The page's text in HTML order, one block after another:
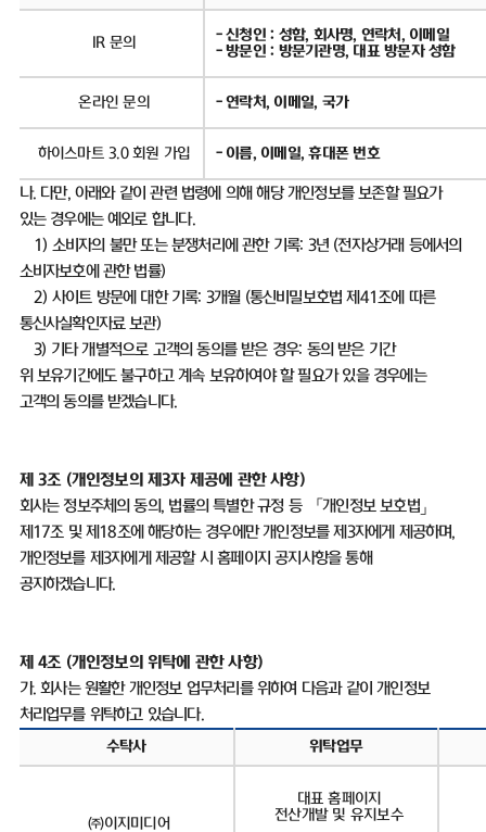
IR 문의 - 신청인 : 성함, 회사명, 연락처 , 이메일
- 방문인: 방문기관명, 대표 방문자 성함
온라인 문의 - 연락처, 이메일, 국가
하이스마트3.0회원 가입 - 이름, 이메일,휴대폰 번호
나. 다만, 아래와 같이 관련 법령에 의해 해당 개인정보를 보존할 필요가
있는 경우에는 예외로 합니다.
1) 소비자의 불만 또는 분쟁처리에 관한 기록: 3년 (전자상거래 등에서의
소비자보호에 관한 법률)
2) 사이트 방문에 대한 기록: 3개월 (통신비밀보호법 제 41 조에 따른
통신사실확인자료 보관)
3) 기타 개별적으로 고객의 동의를 받은 경우: 동의 받은 기간
위 보유기간에도 불구하고 계속 보유하여야 할 필요가 있을 경우에는
고객의 동의를 받겠습니다.
제 3조 (개인정보의 제3자 제공에 관한 사항)
회사는 정보주체의 동의, 법률의 특별한 규정 등 「개인정보 보호법」
제 17조 및 제 18조에 해당하는 경우에만 개인정보를 제 3자에게 제공하며,
개인정보를 제 3자에게 제공할 시 홈페이지 공지사항을 통해
공지하겠습니다.
제 4조 (개인정보의 위탁에 관한 사항)
가.회사는 원활한 개인정보 업무처리를 위하여 다음과 같이 개인정보
처리업무를 위탁하고 있습니다.
수탁사 위탁업무
㈜이지미디어
대표 홈페이지
전산개발 및 유지보수